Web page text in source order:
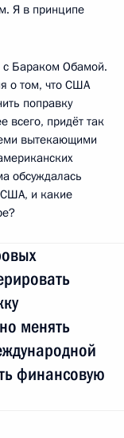
Я в принципе
с Бараком Обамой.
о том, что США
поправку
всего, придёт так
вытекающими
обсуждалась
и какие
менять
финансовую